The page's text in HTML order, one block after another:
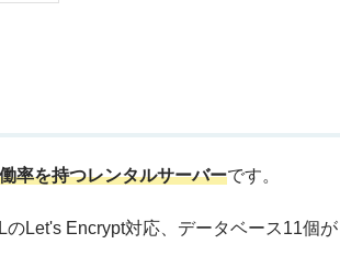
率を持つレンタルサーバーです。
Let's Encrypt対応、データベース11個が